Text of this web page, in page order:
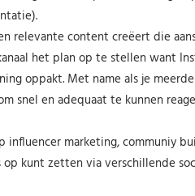
relevante content creëert die
het plan op te stellen want
oppakt. Met name als je
snel en adequaat te kunnen
influencer marketing, communiy
op kunt zetten via verschillende